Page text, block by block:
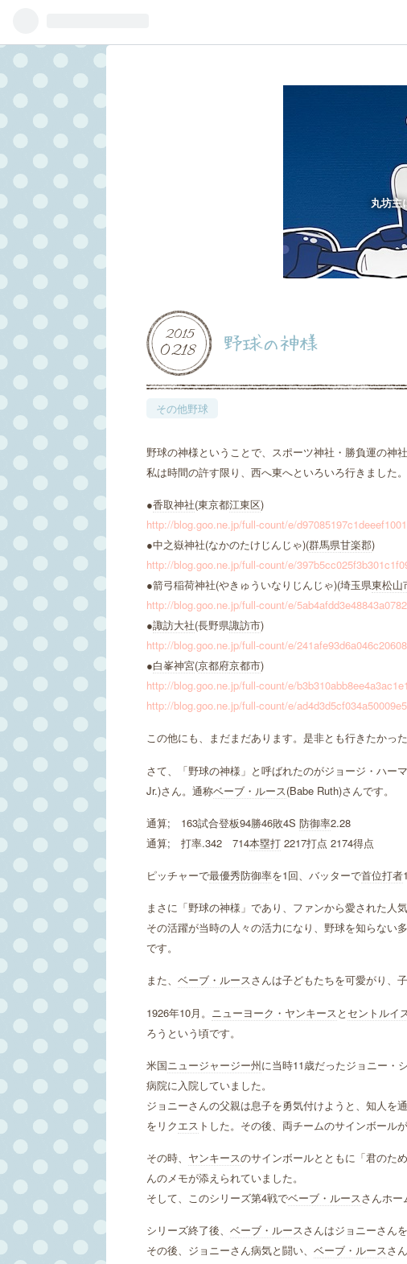
丸坊主
2015
0218 野球の神様
その他野球
野球の神様ということで、スポーツ神社・勝負運の神
私は時間の許す限り、西へ東へといろいろ行きました。
●香取神社(東京都江東区)
http://blog.goo.ne.jp/full-count/e/
●中之嶽神社(なかのたけじんじゃ)(群馬県甘楽郡)
http://blog.goo.ne.jp/full-count/e/
●箭弓稲荷神社(やきゅういなりじんじゃ)(埼玉県東松山
http://blog.goo.ne.jp/full-count/e/
●諏訪大社(長野県諏訪市)
http://blog.goo.ne.jp/full-count/e/
●白峯神宮(京都府京都市)
http://blog.goo.ne.jp/full-count/e/
http://blog.goo.ne.jp/full-count/e/
この他にも、まだまだあります。是非とも行きたかっ
さて、「野球の神様」と呼ばれたのがジョージ・ハー
Jr.)さん。通称ベーブ・ルース(Babe Ruth)さんです。
通算; 163試合登板94勝46敗4S 防御率2.28
通算; 打率.342 714本塁打 2217打点 2174得点
ピッチャーで最優秀防御率を1回、バッターで首位打者
まさに「野球の神様」であり、ファンから愛された人
その活躍が当時の人々の活力になり、野球を知らない
です。
また、 ベーブ・ルースさんは子どもたちを可愛がり、
1926年10月。 ニューヨーク・ヤンキース と セントルイ
ろうという頃です。
米国ニュージャージー州に当時11歳だったジョニー・
病院に入院していました。
ジョニーさんの父親は息子を勇気付けようと、知人を
をリクエス トした。その後、両チームのサインボール
その時、 ヤンキースのサインボールとともに「君のた
んのメモが添えられていました。
そして、このシリーズ第4戦でベーブ・ルースさんホー
シリーズ終了後、 ベーブ・ルースさんはジョニーさん
その後、ジョニーさん病気と闘い、 ベーブ・ルースさ